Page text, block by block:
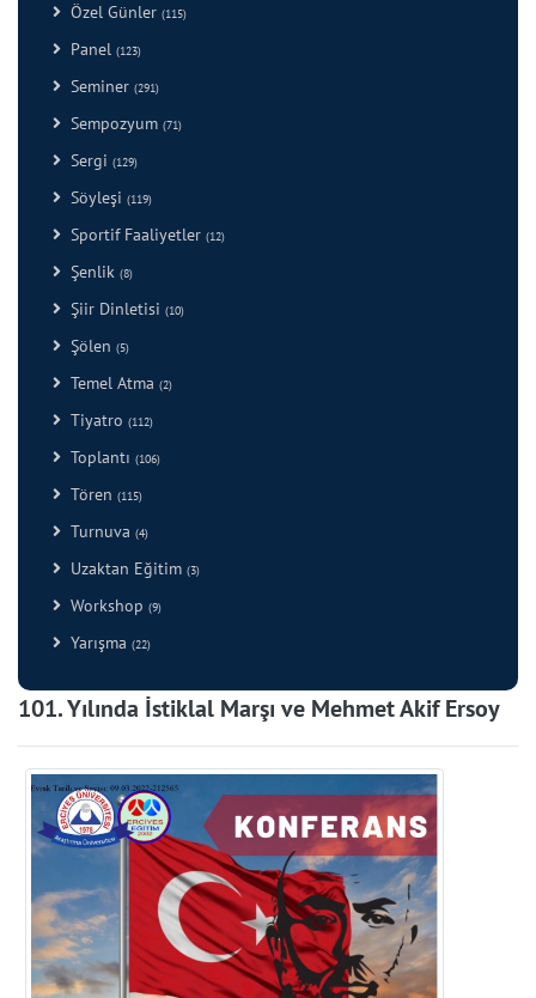
Özel Günler (115)
Panel (123)
Seminer (291)
Sempozyum (71)
Sergi (129)
Söyleşi (119)
Sportif Faaliyetler (12)
Şenlik (8)
Şiir Dinletisi (10)
Şölen (5)
Temel Atma (2)
Tiyatro (112)
Toplantı (106)
Tören (115)
Turnuva (4)
Uzaktan Eğitim (3)
Workshop (9)
Yarışma (22)
101. Yılında İstiklal Marşı ve Mehmet Akif Ersoy